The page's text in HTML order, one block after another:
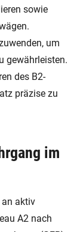
sowie
um
gewährleisten.
des B2-
präzise zu
im
an aktiv
A2 nach